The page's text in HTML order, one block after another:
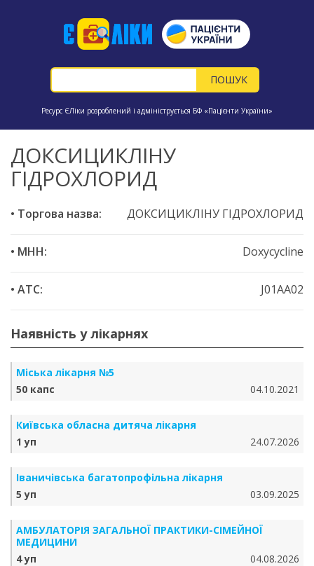
Ресурс ЄЛіки розроблений і адмініструється БФ «Пацієнти України»
ДОКСИЦИКЛІНУ
ГІДРОХЛОРИД
• Торгова назва: ДОКСИЦИКЛІНУ ГІДРОХЛОРИД
• МНН: Doxycycline
• ATC: J01AA02
Наявність у лікарнях
Міська лікарня №5
50 капс
04.10.2021
Київська обласна дитяча лікарня
1 уп
24.07.2026
Іваничівська багатопрофільна лікарня
5 уп
03.09.2025
АМБУЛАТОРІЯ ЗАГАЛЬНОЇ ПРАКТИКИ-СІМЕЙНОЇ
МЕДИЦИНИ
4 уп
04.08.2026